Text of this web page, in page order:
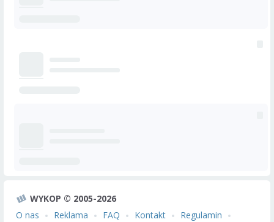
WYKOP © 2005-2026
O nas
Reklama FAQ Kontakt Regulamin